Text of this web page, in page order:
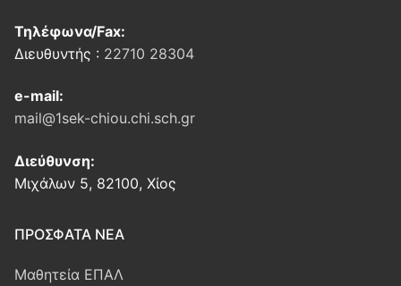
Τηλέφωνα/Fax:
Διευθυντής : 22710 28304
e-mail:
mail@1sek-chiou.chi.sch.gr
Διεύθυνση:
Μιχάλων 5, 82100, Χίος
ΠΡΟΣΦΑΤΑ ΝΕΑ
Μαθητεία ΕΠΑΛ